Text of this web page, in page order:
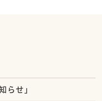
らせ」